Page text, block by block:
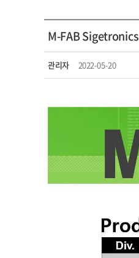
M-FAB Sigetronics
관리자 2022-05-20